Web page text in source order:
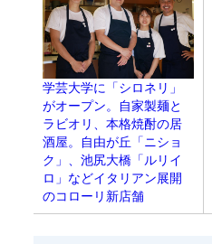
学芸大学に「シロネリ」
がオープン。自家製麺と
ラビオリ、本格焼酎の居
酒屋。自由が丘「ニショ
ク」、池尻大橋「ルリイ
ロ」などイタリアン展開
のコローリ新店舗